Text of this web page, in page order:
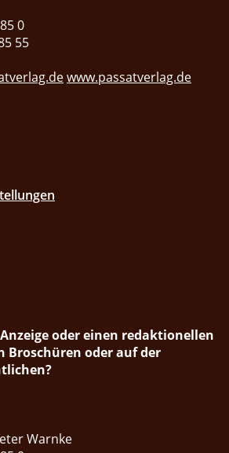
0
55
www.passatverlag.de
oder einen redaktionellen
Broschüren oder auf der
Warnke